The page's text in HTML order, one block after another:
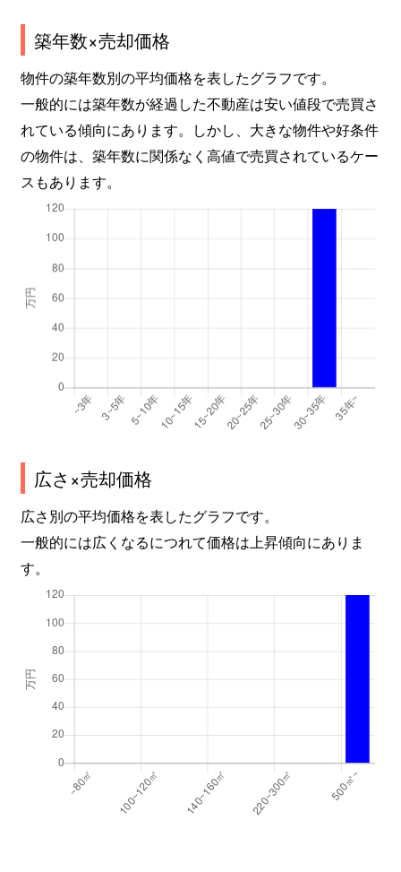
築年数×売却価格
物件の築年数別の平均価格を表したグラフです。
一般的には築年数が経過した不動産は安い値段で売買さ
れている傾向にあります。しかし、大きな物件や好条件
の物件は、築年数に関係なく高値で売買されているケー
スもあります。
広さ×売却価格
広さ別の平均価格を表したグラフです。
一般的には広くなるにつれて価格は上昇傾向にありま
す。